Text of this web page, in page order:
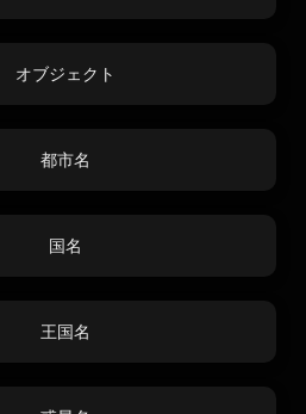
オブジェクト
都市名
国名
王国名